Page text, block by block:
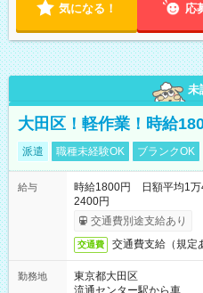
気になる！ 応
未
大田区！軽作業！時給
派遣 職種未経験OK ブランクOK
給与
時給1800円 日額平均1万
2400円
交通費別途支給あり
交通費 交通費支給（規定
勤務地
東京都大田区
流通センター駅から車